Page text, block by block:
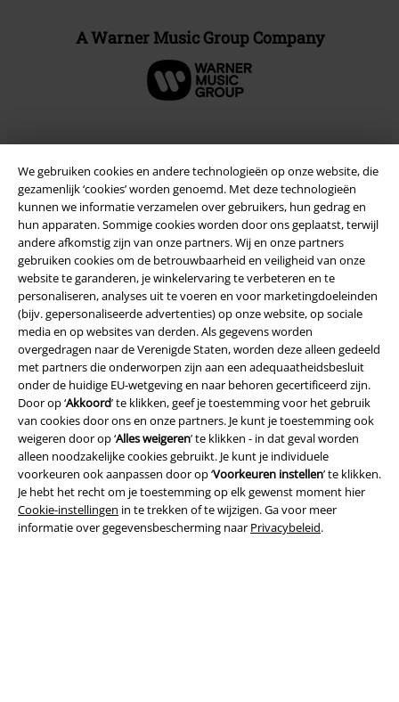
We gebruiken cookies en andere technologieën op onze website, die
gezamenlijk ‘cookies’ worden genoemd. Met deze technologieën
kunnen we informatie verzamelen over gebruikers, hun gedrag en
hun apparaten. Sommige cookies worden door ons geplaatst, terwijl
andere afkomstig zijn van onze partners. Wij en onze partners
gebruiken cookies om de betrouwbaarheid en veiligheid van onze
website te garanderen, je winkelervaring te verbeteren en te
personaliseren, analyses uit te voeren en voor marketingdoeleinden
(bijv. gepersonaliseerde advertenties) op onze website, op sociale
media en op websites van derden. Als gegevens worden
overgedragen naar de Verenigde Staten, worden deze alleen gedeeld
met partners die onderworpen zijn aan een adequaatheidsbesluit
onder de huidige EU-wetgeving en naar behoren gecertificeerd zijn.
Door op ‘Akkoord’ te klikken, geef je toestemming voor het gebruik
van cookies door ons en onze partners. Je kunt je toestemming ook
weigeren door op ‘Alles weigeren’ te klikken - in dat geval worden
alleen noodzakelijke cookies gebruikt. Je kunt je individuele
voorkeuren ook aanpassen door op ‘Voorkeuren instellen’ te klikken.
Je hebt het recht om je toestemming op elk gewenst moment hier
Cookie-instellingen in te trekken of te wijzigen. Ga voor meer
informatie over gegevensbescherming naar Privacybeleid.
A Warner Music Group Company
Beveiliging
Legal
Algemene Voorwaarden
Bedrijfsgegevens
Privacyverklaring